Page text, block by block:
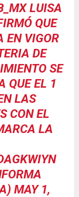
LUISA
QUE
EN VIGOR
DE
SE
QUE EL 1
LAS
CON EL
LA
MAY 1,